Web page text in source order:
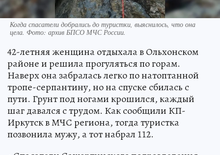
Когда спасатели добрались до туристки, выяснилось, что она
цела. Фото: архив БПСО МЧС России.
42-летняя женщина отдыхала в Ольхонском
районе и решила прогуляться по горам.
Наверх она забралась легко по натоптанной
тропе-серпантину, но на спуске сбилась с
пути. Грунт под ногами крошился, каждый
шаг давался с трудом. Как сообщили КП-
Иркутск в МЧС региона, тогда туристка
позвонила мужу, а тот набрал 112.